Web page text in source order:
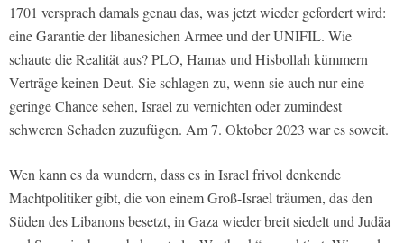
1701 versprach damals genau das, was jetzt wieder gefordert wird:
eine Garantie der libanesichen Armee und der UNIFIL. Wie
schaute die Realität aus? PLO, Hamas und Hisbollah kümmern
Verträge keinen Deut. Sie schlagen zu, wenn sie auch nur eine
geringe Chance sehen, Israel zu vernichten oder zumindest
schweren Schaden zuzufügen. Am 7. Oktober 2023 war es soweit.
Wen kann es da wundern, dass es in Israel frivol denkende
Machtpolitiker gibt, die von einem Groß-Israel träumen, das den
Süden des Libanons besetzt, in Gaza wieder breit siedelt und Judäa